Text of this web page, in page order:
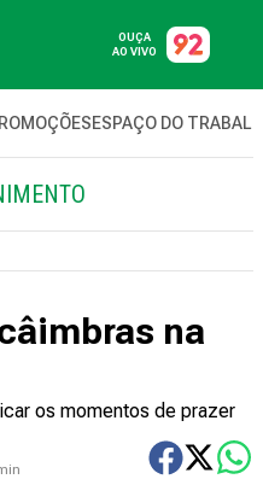
OUÇA
AO VIVO
ESPAÇO DO
na
os momentos de prazer